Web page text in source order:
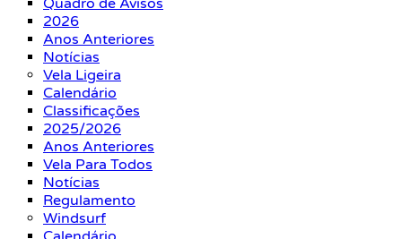
Quadro de Avisos
2026
Anos Anteriores
Notícias
Vela Ligeira
Calendário
Classificações
2025/2026
Anos Anteriores
Vela Para Todos
Notícias
Regulamento
Windsurf